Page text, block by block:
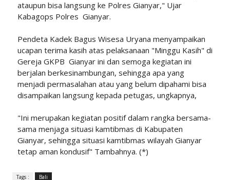
ataupun bisa langsung ke Polres Gianyar," Ujar
Kabagops Polres Gianyar.
Pendeta Kadek Bagus Wisesa Uryana menyampaikan
ucapan terima kasih atas pelaksanaan "Minggu Kasih" di
Gereja GKPB Gianyar ini dan semoga kegiatan ini
berjalan berkesinambungan, sehingga apa yang
menjadi permasalahan atau yang belum dipahami bisa
disampaikan langsung kepada petugas, ungkapnya,
"Ini merupakan kegiatan positif dalam rangka bersama-
sama menjaga situasi kamtibmas di Kabupaten
Gianyar, sehingga situasi kamtibmas wilayah Gianyar
tetap aman kondusif" Tambahnya. (*)
Tags : Bali